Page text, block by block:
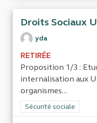
Droits Sociaux
yda
RETIRÉE
Proposition 1/3 :
internalisation aux
organismes...
Filtrer les résultats de
Sécurité sociale